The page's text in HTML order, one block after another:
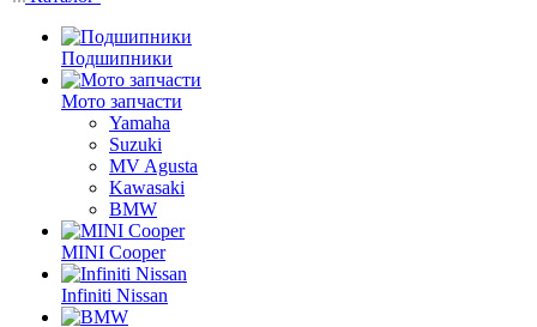
Подшипники
Мото запчасти
Yamaha
Suzuki
MV Agusta
Kawasaki
BMW
MINI Cooper
Infiniti Nissan